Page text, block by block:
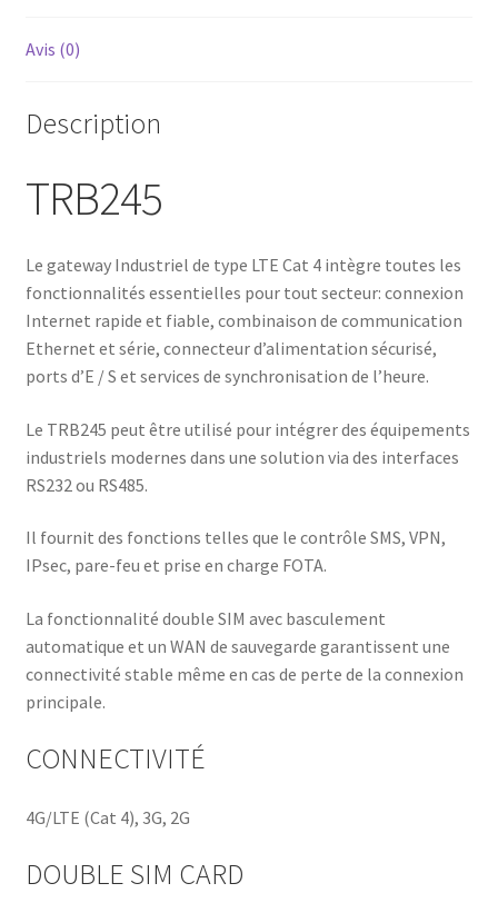
Avis (0)
Description
TRB245
Le gateway Industriel de type LTE Cat 4 intègre toutes les
fonctionnalités essentielles pour tout secteur: connexion
Internet rapide et fiable, combinaison de communication
Ethernet et série, connecteur d’alimentation sécurisé,
ports d’E / S et services de synchronisation de l’heure.
Le TRB245 peut être utilisé pour intégrer des équipements
industriels modernes dans une solution via des interfaces
RS232 ou RS485.
Il fournit des fonctions telles que le contrôle SMS, VPN,
IPsec, pare-feu et prise en charge FOTA.
La fonctionnalité double SIM avec basculement
automatique et un WAN de sauvegarde garantissent une
connectivité stable même en cas de perte de la connexion
principale.
CONNECTIVITÉ
4G/LTE (Cat 4), 3G, 2G
DOUBLE SIM CARD